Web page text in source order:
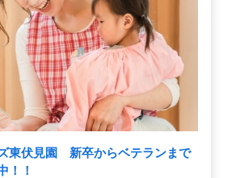
東伏見園 新卒からベテランまで
！！